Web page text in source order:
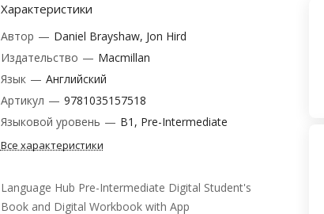
Характеристики
Автор — Daniel Brayshaw, Jon Hird
Издательство — Macmillan
Язык — Английский
Артикул — 9781035157518
Языковой уровень — B1, Pre-Intermediate
Все характеристики
Language Hub Pre-Intermediate Digital Student's
Book and Digital Workbook with App